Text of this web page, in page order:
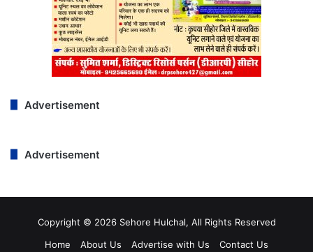
Advertisement
Advertisement
Copyright © 2026 Sehore Hulchal, All Rights Reserved
Home
About Us Advertise with Us Contact Us